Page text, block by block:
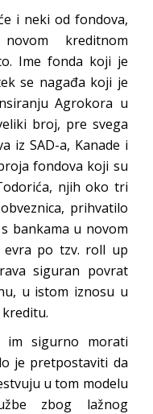
i neki od fondova,
kreditnom
Ime fonda koji je
se nagađa koji je
Agrokora u
broj, pre svega
iz SAD-a, Kanade i
fondova koji su
njih oko tri
prihvatilo
bankama u novom
evra po tzv. roll up
siguran povrat
u istom iznosu u
sigurno morati
je pretpostaviti da
u tom modelu
zbog lažnog